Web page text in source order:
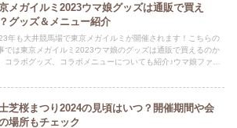
メガイルミ2023ウマ娘グッズは通販で買え
グッズ＆メニュー紹介
年も大井競馬場で東京メガイルミが開催されます！こちらの
では東京メガイルミ2023ウマ娘のグッズは通販で買えるのか
コラボグッズ、コラボメニューについても紹介♪ウマ娘ファン
芝桜まつり2024の見頃はいつ？開催期間や会
場所もチェック